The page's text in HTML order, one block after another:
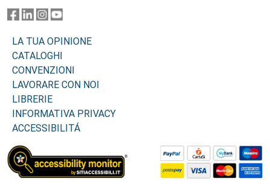
LA TUA OPINIONE
CATALOGHI
CONVENZIONI
LAVORARE CON NOI
LIBRERIE
INFORMATIVA PRIVACY
ACCESSIBILITÁ